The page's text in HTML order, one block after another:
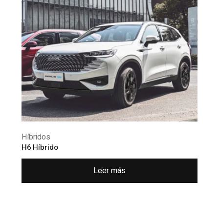
Híbridos
H6 Híbrido
Leer más